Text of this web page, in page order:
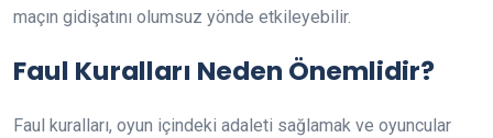
maçın gidişatını olumsuz yönde etkileyebilir.
Faul Kuralları Neden Önemlidir?
Faul kuralları, oyun içindeki adaleti sağlamak ve oyuncular